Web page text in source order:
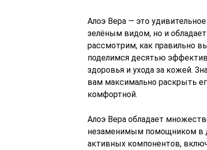
Алоэ Вера — это
зелёным видом, но и
рассмотрим, как правильно
поделимся десятью
здоровья и ухода за кожей.
вам максимально раскрыть
комфортной.
Алоэ Вера обладает
незаменимым помощником в
активных компонентов,